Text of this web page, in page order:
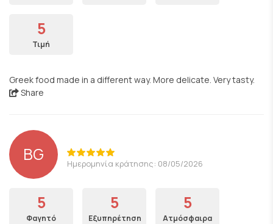
5
Τιμή
Greek food made in a different way. More delicate. Very tasty.
Share
BG Ημερομηνία κράτησης: 08/05/2026
5
Φαγητό
5
Εξυπηρέτηση
5
Ατμόσφαιρα